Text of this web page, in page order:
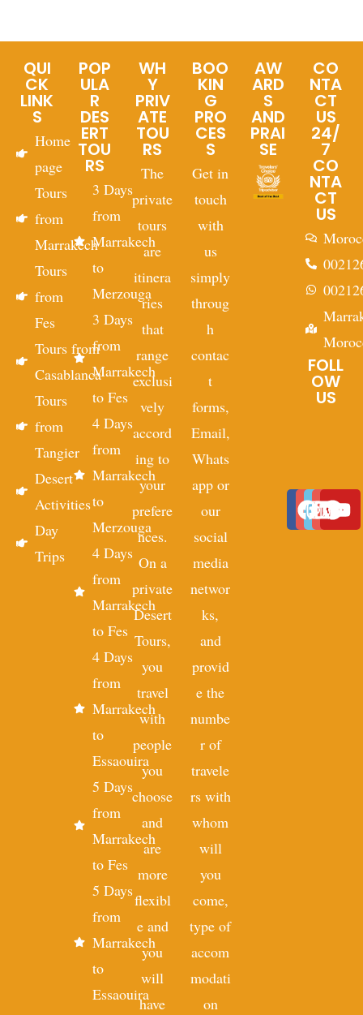
QUI
CK
LINK
S
Home
page
Tours
from
Marrakech
Tours
from
Fes
Tours from
Casablanca
Tours
from
Tangier
Desert
Activities
Day
Trips
POP
ULA
R
DES
ERT
TOU
RS
3 Days
from
Marrakech
to
Merzouga
3 Days
from
Marrakech
to Fes
4 Days
from
Marrakech
to
Merzouga
4 Days
from
Marrakech
to Fes
4 Days
from
Marrakech
to
Essaouira
5 Days
from
Marrakech
to Fes
5 Days
from
Marrakech
to
Essaouira
WH
Y
PRIV
ATE
TOU
RS
The
private
tours
are
itinera
ries
that
range
exclusi
vely
accord
ing to
your
prefere
nces.
On a
private
Desert
Tours,
you
travel
with
people
you
choose
and
are
more
flexibl
e and
you
will
have
BOO
KIN
G
PRO
CES
S
Get in
touch
with
us
simply
throug
h
contac
t
forms,
Email,
Whats
app or
our
social
media
networ
ks,
and
provid
e the
numbe
r of
travele
rs with
whom
will
you
come,
type of
accom
modati
on
AW
ARD
S
AND
PRAI
SE
CO
NTA
CT
US
24/
7
CO
NTA
CT
US
FOLL
OW
US